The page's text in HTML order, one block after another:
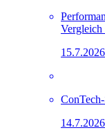
Vergleich
15.7.2026
14.7.2026